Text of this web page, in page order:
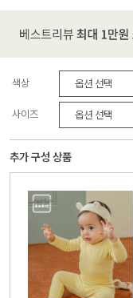
색상
사이즈
추가 구성 상품